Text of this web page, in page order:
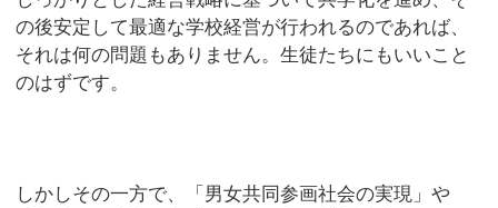
の後安定して最適な学校経営が行われるのであれば、
それは何の問題もありません。生徒たちにもいいこと
のはずです。
しかしその一方で、「男女共同参画社会の実現」や